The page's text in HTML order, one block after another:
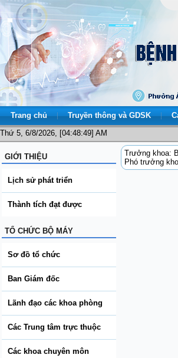
Trang chủ Truyền thông và GDSK
Thứ 5, 6/8/2026, [04:48:49] AM
GIỚI THIỆU
Lịch sử phát triển
Thành tích đạt được
TỔ CHỨC BỘ MÁY
Sơ đồ tổ chức
Ban Giám đốc
Lãnh đạo các khoa phòng
Các Trung tâm trực thuộc
Các khoa chuyên môn
Trưởng khoa:
Phó trưởng